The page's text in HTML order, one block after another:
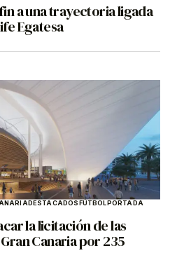
a una trayectoria ligada
Egatesa
DESTACADOSFÚTBOLPORTADA
la licitación de las
Canaria por 235